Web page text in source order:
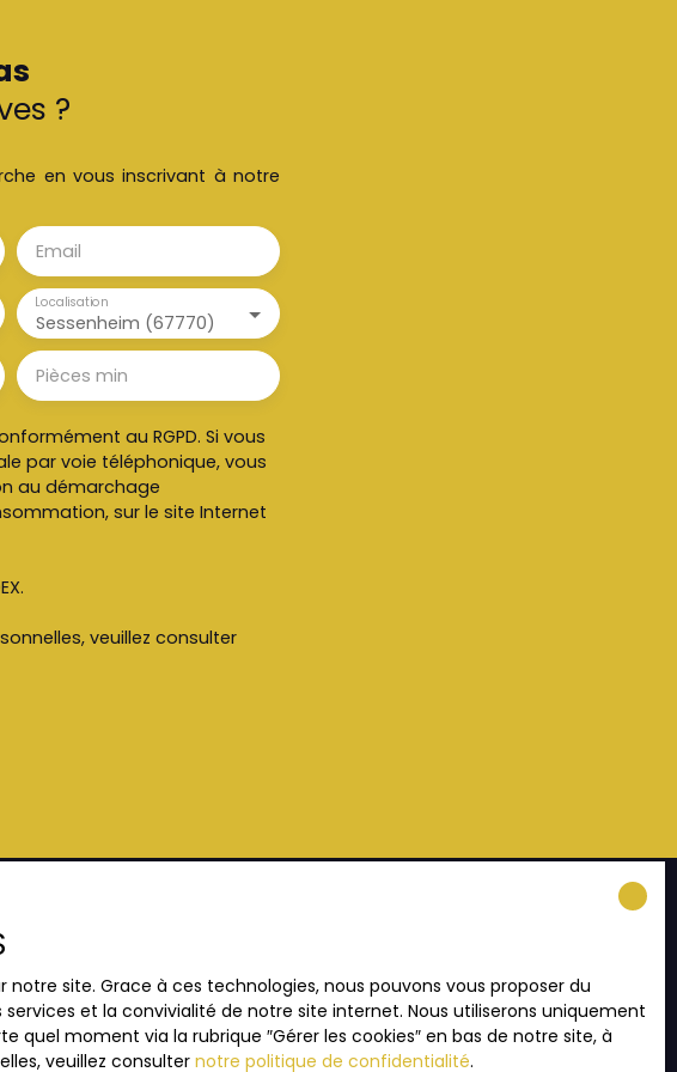
?
en vous inscrivant à notre
Email
Sessenheim (67770)
Localisation
Pièces min
au RGPD. Si vous
par voie téléphonique, vous
au démarchage
sur le site Internet
veuillez consulter
Recrutement
Nos honoraires
site. Grace à ces technologies, nous pouvons vous proposer du
et la convivialité de notre site internet. Nous utiliserons uniquement
quel moment via la rubrique ″Gérer les cookies″ en bas de notre site, à
veuillez consulternotre politique de confidentialité.